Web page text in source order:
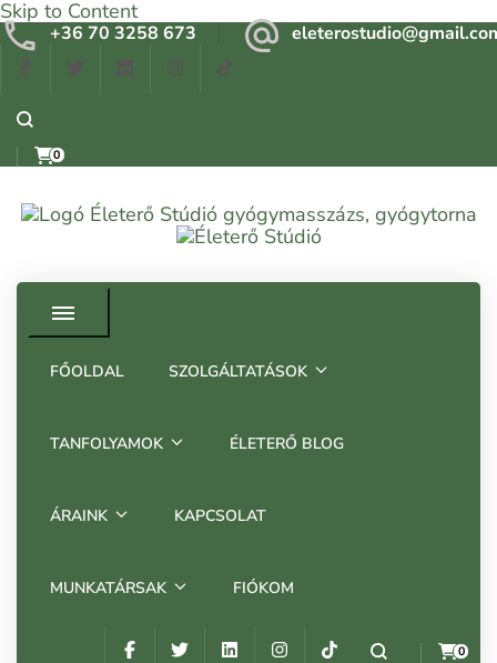
Skip to Content
+36 70 3258 673
0
Életerő Stúdió
Gyógymasszázs, gyógytorna, frissítő masszázs Budapesten –
Tapasztalt szakemberrel
FŐOLDAL SZOLGÁLTATÁSOK
TANFOLYAMOK ÉLETERŐ BLOG
ÁRAINK KAPCSOLAT
MUNKATÁRSAK FIÓKOM
0